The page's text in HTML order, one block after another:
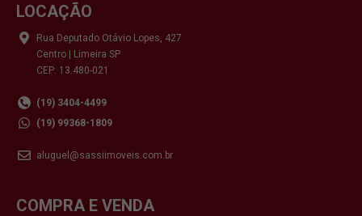
LOCAÇÃO
Rua Deputado Otávio Lopes, 427
Centro | Limeira SP
CEP: 13.480-021
(19) 3404-4499
(19) 99368-1809
aluguel@sassiimoveis.com.br
COMPRA E VENDA